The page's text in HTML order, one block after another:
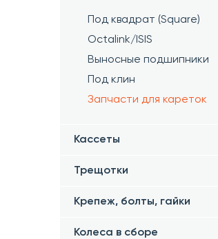
Под квадрат (Square)
Octalink/ISIS
Выносные подшипники
Под клин
Запчасти для кареток
Кассеты
Трещотки
Крепеж, болты, гайки
Колеса в сборе